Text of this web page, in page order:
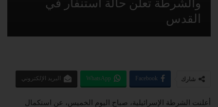
والشرطة تعلن حالة استنفار في
القدس
شارك Facebook
WhatsApp البريد الإلكتروني
أعلنت الشرطة الإسرائيلية، صباح اليوم الخميس، عن استكمال